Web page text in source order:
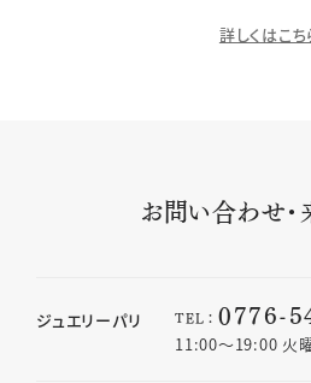
詳しくはこち
お問い合わせ
ジュエリーパリ TEL： 0776-
11:00〜19:00 火